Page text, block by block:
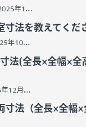
年1...
寸法を教えてくだ
年10...
寸法(全長×全幅×
年12月...
寸法（全長×全幅